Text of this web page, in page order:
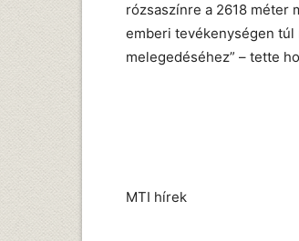
rózsaszínre a 2618 méter
emberi tevékenységen túl
melegedéséhez” – tette
MTI hírek